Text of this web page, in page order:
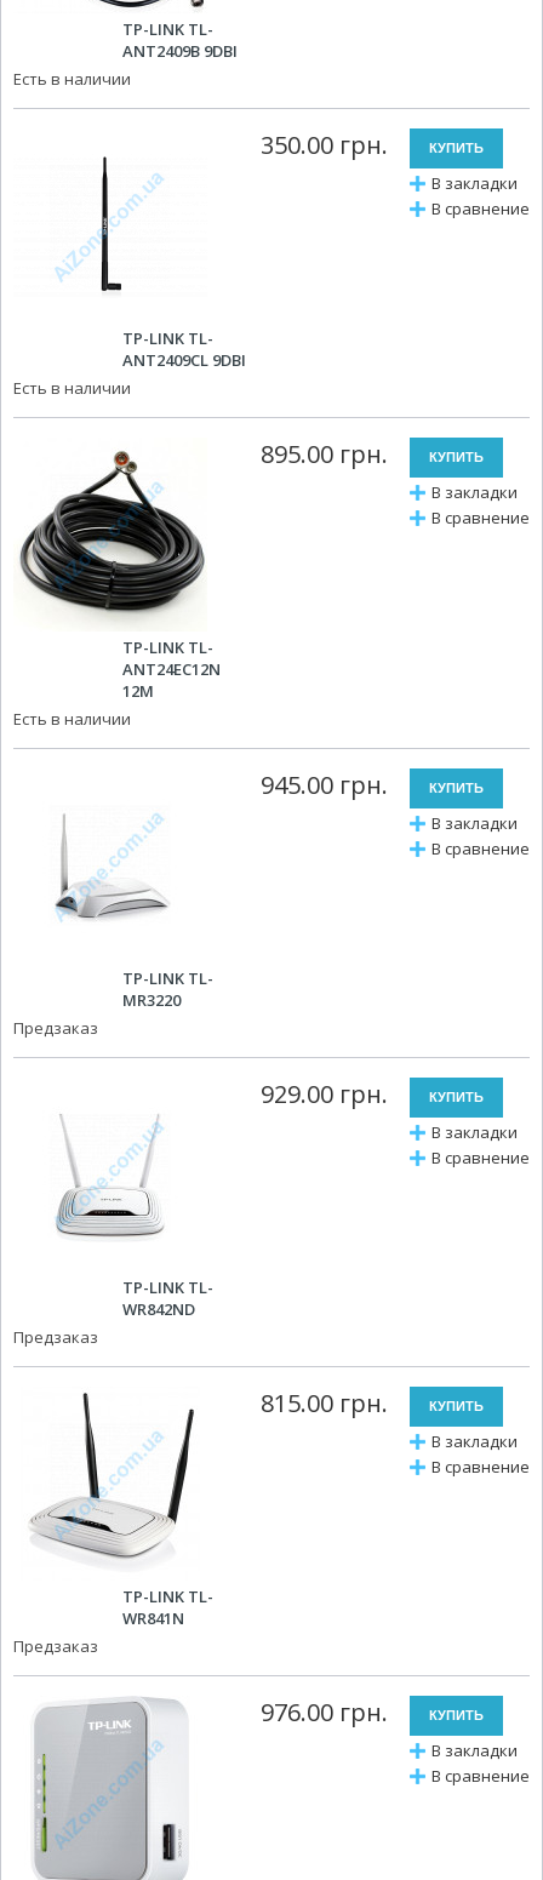
TP-LINK TL-
ANT2409B 9DBI
Есть в наличии
В закладки
В сравнение
350.00 грн.
TP-LINK TL-
ANT2409CL 9DBI
Есть в наличии
В закладки
В сравнение
895.00 грн.
TP-LINK TL-
ANT24EC12N
12М
Есть в наличии
В закладки
В сравнение
945.00 грн.
TP-LINK TL-
MR3220
Предзаказ
В закладки
В сравнение
929.00 грн.
TP-LINK TL-
WR842ND
Предзаказ
В закладки
В сравнение
815.00 грн.
TP-LINK TL-
WR841N
Предзаказ
В закладки
В сравнение
976.00 грн.